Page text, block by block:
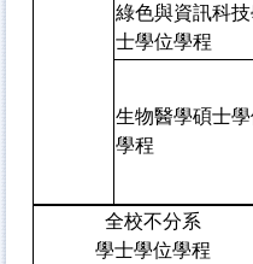
綠色與資訊科
士學位學程
生物醫學碩士學
學程
全校不分系
學士學位學程